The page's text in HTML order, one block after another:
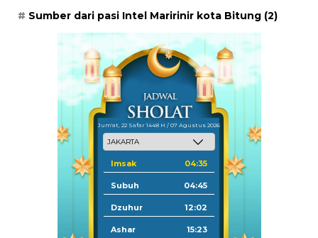
Sumber dari pasi Intel Maririnir kota Bitung (2)
Jum'at, 22 Safar 1448 H / 07 Agustus 2026
Imsak 04:35
Subuh 04:45
Dzuhur 12:02
Ashar 15:23